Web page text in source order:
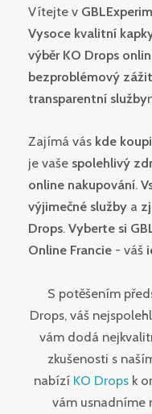
Vítejte v
Vysoce kvalitní
výběr KO Drops
bezproblémový
transparentní služby
Zajímá vás kde
je vaše spolehlivý
online nakupování.
výjimečné služby a
Drops. Vyberte si
Online Francie - váš
S potěšením
Drops, váš
vám dodá
zkušenosti s
nabízí KO Drops k
vám usnadníme